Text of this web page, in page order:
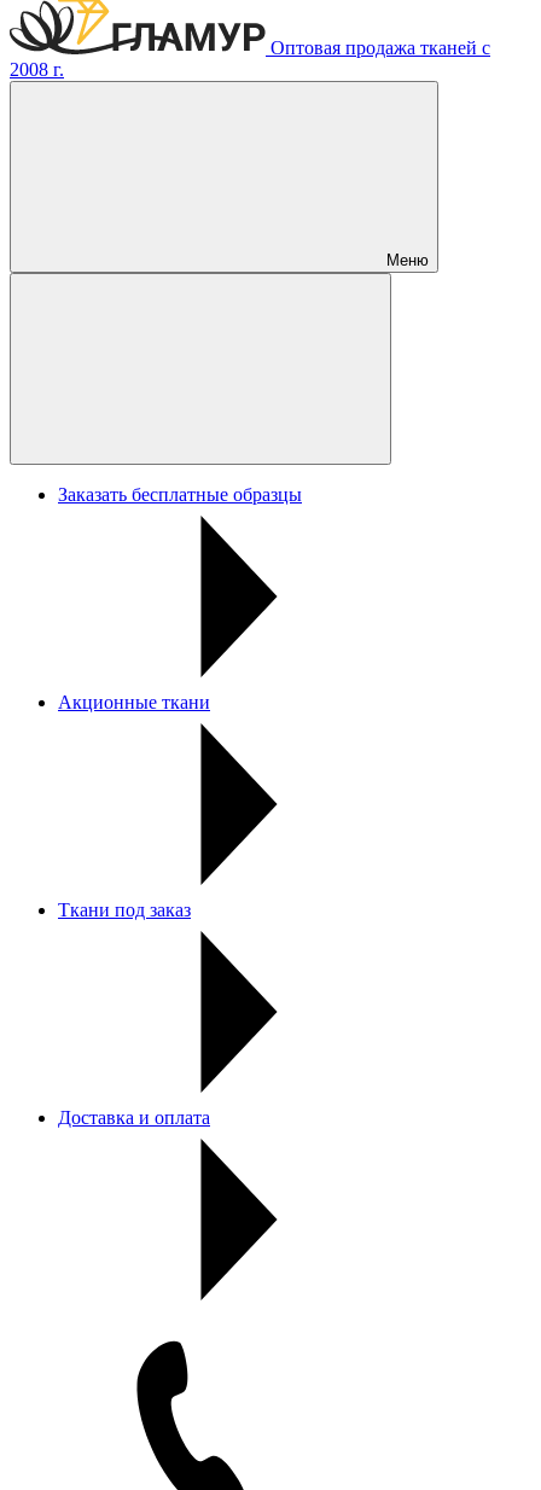
Оптовая продажа тканей с
2008 г.
Меню
Заказать бесплатные образцы
Акционные ткани
Ткани под заказ
Доставка и оплата